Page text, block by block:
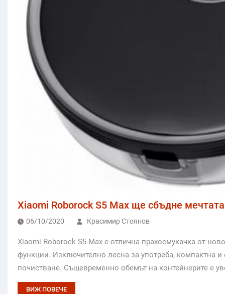
Xiaomi Roborock S5 Max ще сбъдне
06/10/2020 Красимир Стоянов
Xiaomi Roborock S5 Max е отлична прахосмукачка от
функции. Изключително лесна за употреба, компактна
почистване. Същевременно обемът на контейнерите е
ВИЖ ПОВЕЧЕ